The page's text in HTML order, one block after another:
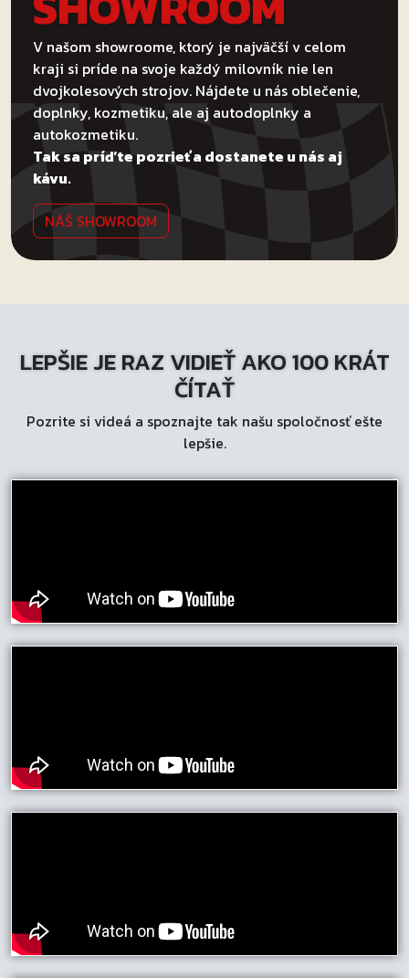
V našom showroome, ktorý je najväčší v celom
kraji si príde na svoje každý milovník nie len
dvojkolesových strojov. Nájdete u nás oblečenie,
doplnky, kozmetiku, ale aj autodoplnky a
autokozmetiku.
Tak sa príďte pozrieť a dostanete u nás aj
kávu.
NÁŠ SHOWROOM
LEPŠIE JE RAZ VIDIEŤ AKO 100 KRÁT
ČÍTAŤ
Pozrite si videá a spoznajte tak našu spoločnosť ešte
lepšie.